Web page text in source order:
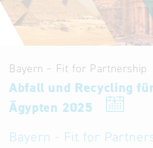
Invest in Bavaria
Partner &
Publikationen
Stellenangebote
Bayern – Fit for Partnership
Abfall und Recycling
Ägypten 2025
Bayern - Fit for